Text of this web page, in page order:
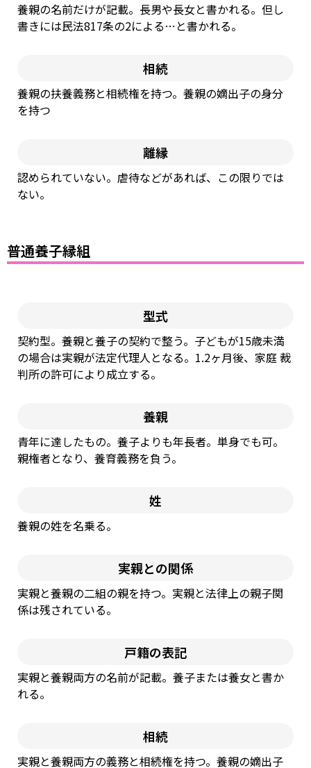
養親の名前だけが記載。⻑男や⻑⼥と書かれる。但し
書きには⺠法817条の2による…と書かれる。
相続
養親の扶養義務と相続権を持つ。養親の嫡出⼦の⾝分
を持つ
離縁
認められていない。虐待などがあれば、この限りでは
ない。
普通養子縁組
型式
契約型。養親と養⼦の契約で整う。⼦どもが15歳未満
の場合は実親が法定代理⼈となる。1.2ヶ⽉後、家庭 裁
判所の許可により成⽴する。
養親
⻘年に達したもの。養⼦よりも年⻑者。単⾝でも可。
親権者となり、養育義務を負う。
姓
養親の姓を名乗る。
実親との関係
実親と養親の⼆組の親を持つ。実親と法律上の親⼦関
係は残されている。
戸籍の表記
実親と養親両⽅の名前が記載。養⼦または養⼥と書か
れる。
相続
実親と養親両⽅の義務と相続権を持つ。養親の嫡出⼦